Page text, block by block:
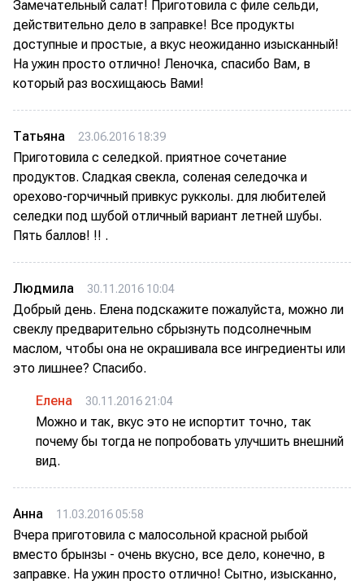
Замечательный салат! Приготовила с филе сельди,
действительно дело в заправке! Все продукты
доступные и простые, а вкус неожиданно изысканный!
На ужин просто отлично! Леночка, спасибо Вам, в
который раз восхищаюсь Вами!
Татьяна 23.06.2016 18:39
Приготовила с селедкой. приятное сочетание
продуктов. Сладкая свекла, соленая селедочка и
орехово-горчичный привкус рукколы. для любителей
селедки под шубой отличный вариант летней шубы.
Пять баллов! !! .
Людмила 30.11.2016 10:04
Добрый день. Елена подскажите пожалуйста, можно ли
свеклу предварительно сбрызнуть подсолнечным
маслом, чтобы она не окрашивала все ингредиенты или
это лишнее? Спасибо.
Елена 30.11.2016 21:04
Можно и так, вкус это не испортит точно, так
почему бы тогда не попробовать улучшить внешний
вид.
Анна 11.03.2016 05:58
Вчера приготовила с малосольной красной рыбой
вместо брынзы - очень вкусно, все дело, конечно, в
заправке. На ужин просто отлично! Сытно, изысканно,